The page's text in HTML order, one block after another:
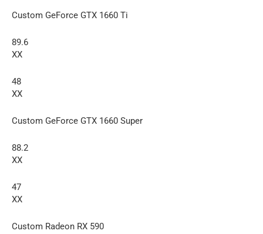
Custom GeForce GTX 1660 Ti
89.6
XX
48
XX
Custom GeForce GTX 1660 Super
88.2
XX
47
XX
Custom Radeon RX 590